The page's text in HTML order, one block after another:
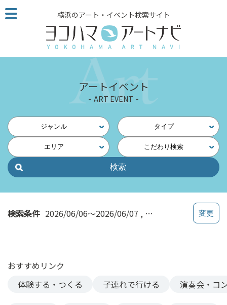
こ
の
ジ
読
他
ペ
の
横浜のアート・イベント検索サイト
アートイベント
ART EVENT
ジャンル タイプ
エリア こだわり検索
検索条件 2026/06/06～2026/06/07 料金割引あり
おすすめリンク
体験する・つくる
子連れで行ける 演奏会・コ